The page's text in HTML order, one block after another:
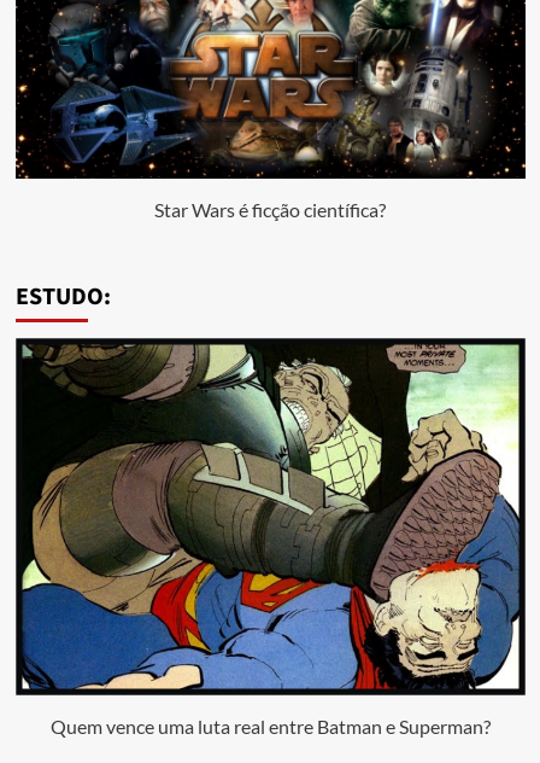
Star Wars é ficção científica?
ESTUDO:
Quem vence uma luta real entre Batman e Superman?